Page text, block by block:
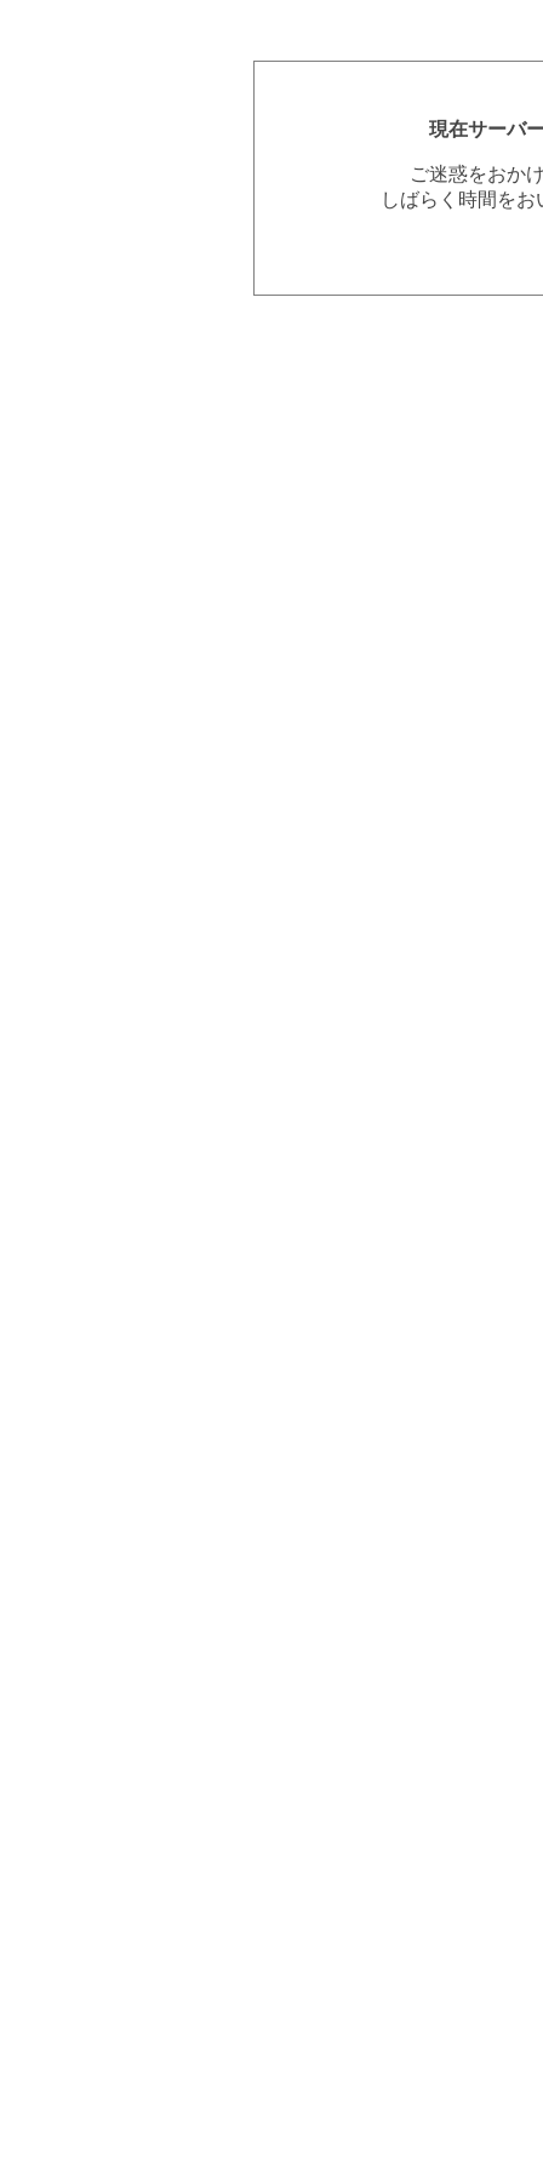
現在サーバ
ご迷惑をおか
しばらく時間を